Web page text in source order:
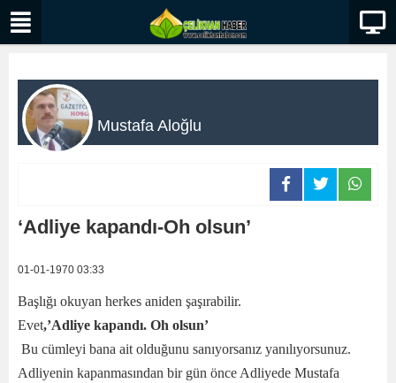
Mustafa Aloğlu
‘Adliye kapandı-Oh olsun’
01-01-1970 03:33
Başlığı okuyan herkes aniden şaşırabilir.
Evet,’Adliye kapandı. Oh olsun’
Bu cümleyi bana ait olduğunu sanıyorsanız yanılıyorsunuz.
Adliyenin kapanmasından bir gün önce Adliyede Mustafa